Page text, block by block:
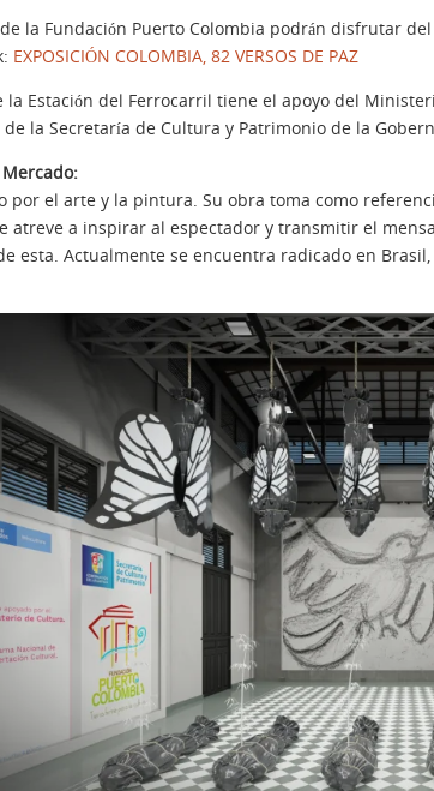
la Fundación Puerto Colombia podrán disfrutar
EXPOSICIÓN COLOMBIA, 82 VERSOS DE PAZ
la Estación del Ferrocarril tiene el apoyo del
la Secretaría de Cultura y Patrimonio de la
por el arte y la pintura. Su obra toma como
atreve a inspirar al espectador y transmitir el
esta. Actualmente se encuentra radicado en